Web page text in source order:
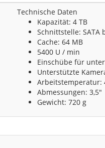
Technische Daten
Kapazität: 4 TB
Schnittstelle: SATA
Cache: 64 MB
5400 U / min
Einschübe für
Unterstützte
Arbeitstemperatur:
Abmessungen: 3,5"
Gewicht: 720 g